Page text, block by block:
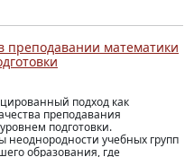
математики
подход как
преподавания
подготовки.
неоднородности учебных групп
образования, где